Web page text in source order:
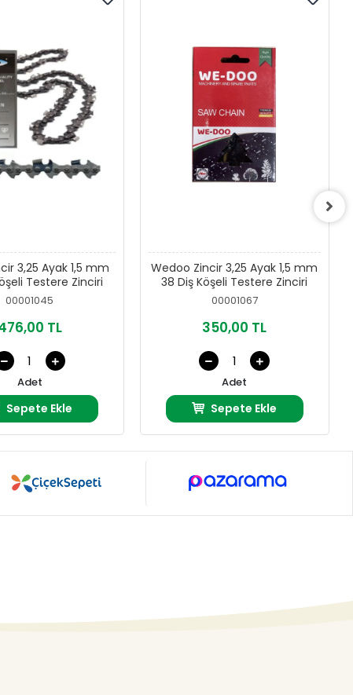
3,25 Ayak 1,5 mm
Testere Zinciri
00001045
TL
Adet
Sepete Ekle
Wedoo Zincir 3,25 Ayak 1,5 mm
38 Diş Köşeli Testere Zinciri
00001067
350,00 TL
Adet
Sepete Ekle